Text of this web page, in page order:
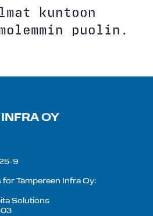
kuntoon
puolin.
OY
9
Tampereen Infra Oy:
Solutions